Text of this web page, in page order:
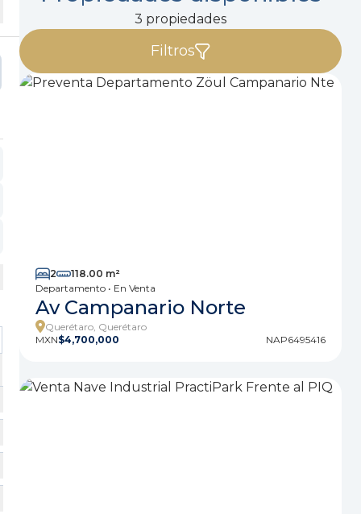
3 propiedades
Filtros
2
118.00 m²
Departamento • En Venta
Av Campanario Norte
Querétaro, Querétaro
MXN$4,700,000 NAP6495416